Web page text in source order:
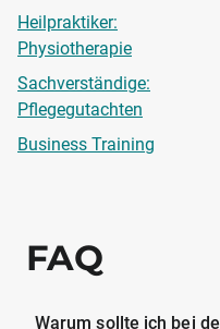
Heilpraktiker:
Physiotherapie
Sachverständige:
Pflegegutachten
Business Training
FAQ
Warum sollte ich bei